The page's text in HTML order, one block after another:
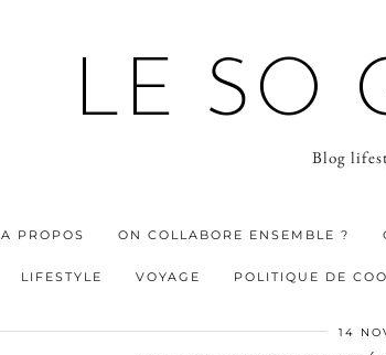
LE SO
Blog
A PROPOS ON COLLABORE ENSEMBLE ?
LIFESTYLE VOYAGE POLITIQUE DE
14